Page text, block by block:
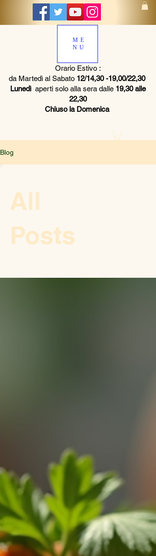
ME
NU
Orario Estivo :
da Martedì al Sabato 12/14,30 -19,00/22,30
Lunedì aperti solo alla sera dalle 19,30 alle
22,30
Chiuso la Domenica
Blog
All
Posts